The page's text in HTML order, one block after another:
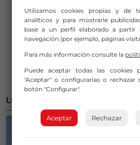
LO MÁS LEÍDO
Utilizamos cookies propias y de
analíticos y para mostrarle
base a un perfil elaborado a partir
navegación (por ejemplo, páginas
Para más información consulte la
Puede aceptar todas las cookies
"Aceptar" o configurarlas o rechazar
botón "Configurar".
Aceptar Rechazar